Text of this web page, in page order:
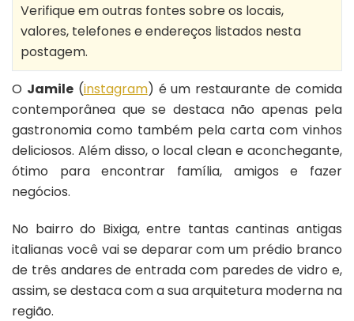
Verifique em outras fontes sobre os locais,
valores, telefones e endereços listados nesta
postagem.
O Jamile(instagram) é um restaurante de comida
contemporânea que se destaca não apenas pela
gastronomia como também pela carta com vinhos
deliciosos. Além disso, o local clean e aconchegante,
ótimo para encontrar família, amigos e fazer
negócios.
No bairro do Bixiga, entre tantas cantinas antigas
italianas você vai se deparar com um prédio branco
de três andares de entrada com paredes de vidro e,
assim, se destaca com a sua arquitetura moderna na
região.